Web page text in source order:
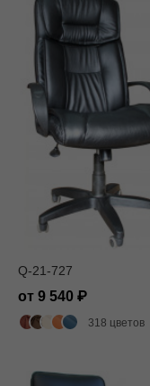
Q-21-727
от 9 540
318 цветов